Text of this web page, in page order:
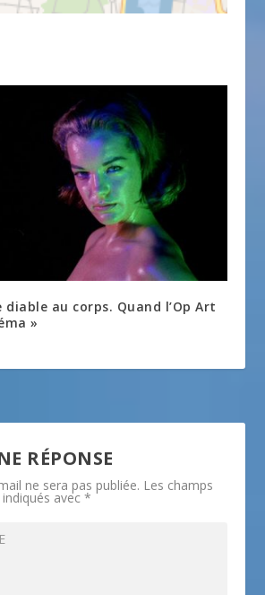
diable au corps. Quand l’Op Art
»
RÉPONSE
ne sera pas publiée. Les champs
avec*